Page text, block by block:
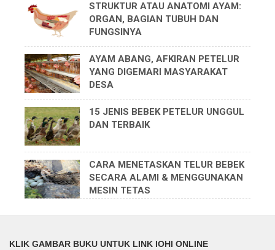
STRUKTUR ATAU ANATOMI AYAM:
ORGAN, BAGIAN TUBUH DAN
FUNGSINYA
AYAM ABANG, AFKIRAN PETELUR
YANG DIGEMARI MASYARAKAT
DESA
15 JENIS BEBEK PETELUR UNGGUL
DAN TERBAIK
CARA MENETASKAN TELUR BEBEK
SECARA ALAMI & MENGGUNAKAN
MESIN TETAS
KLIK GAMBAR BUKU UNTUK LINK IOHI ONLINE